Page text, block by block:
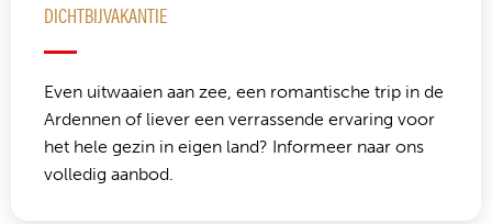
DICHTBIJVAKANTIE
Even uitwaaien aan zee, een romantische trip in de
Ardennen of liever een verrassende ervaring voor
het hele gezin in eigen land? Informeer naar ons
volledig aanbod.